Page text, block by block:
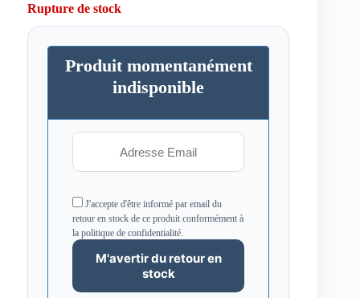
Rupture de stock
Produit momentanément
indisponible
J'accepte d'être informé par email du
retour en stock de ce produit conformément à
la politique de confidentialité.